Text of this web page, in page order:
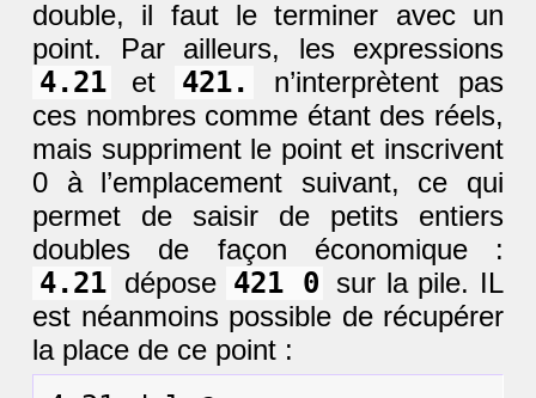
double, il faut le terminer avec un
point. Par ailleurs, les expressions
4.21 et 421.
n’interprètent pas
ces nombres comme étant des réels,
mais suppriment le point et inscrivent
0 à l’emplacement suivant, ce qui
permet de saisir de petits entiers
doubles de façon économique :
4.21 dépose 421 0 sur la pile. IL
est néanmoins possible de récupérer
la place de ce point :